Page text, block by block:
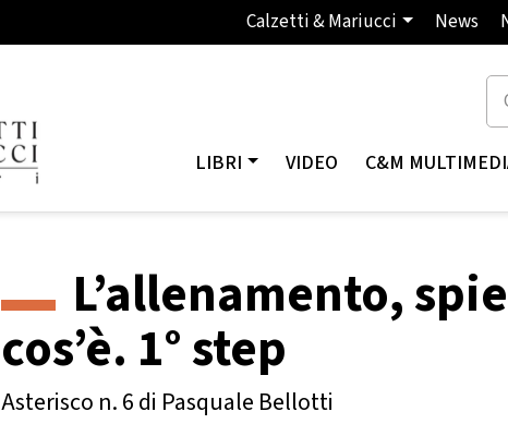
Calzetti & Mariucci News
LIBRI VIDEO C&M
L’allenamento,
cos’è. 1° step
Asterisco n. 6 di Pasquale Bellotti